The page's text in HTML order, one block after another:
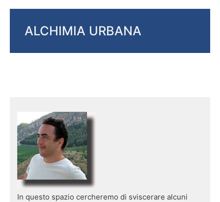
ALCHIMIA URBANA
In questo spazio cercheremo di sviscerare alcuni